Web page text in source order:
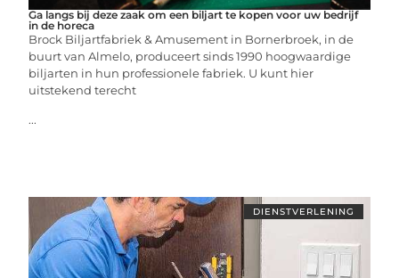
Ga langs bij deze zaak om een biljart te kopen voor uw bedrijf
in de horeca
Brock Biljartfabriek & Amusement in Bornerbroek, in de
buurt van Almelo, produceert sinds 1990 hoogwaardige
biljarten in hun professionele fabriek. U kunt hier
uitstekend terecht
...
DIENSTVERLENING